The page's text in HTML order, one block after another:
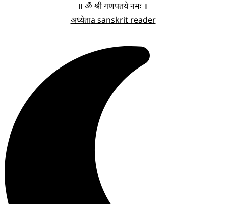
॥ ॐ श्री गणपतये नमः ॥
अध्येताa sanskrit reader